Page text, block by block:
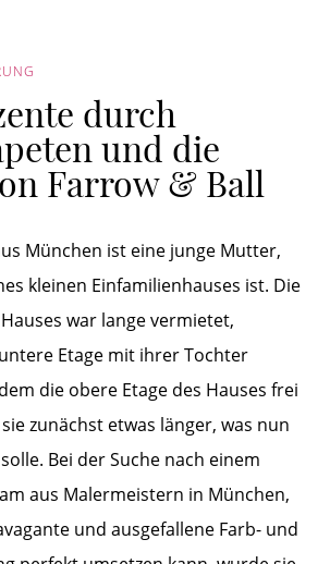
durch
und die
Farrow & Ball
München ist eine junge Mutter,
kleinen Einfamilienhauses ist. Die
war lange vermietet,
Etage mit ihrer Tochter
die obere Etage des Hauses frei
zunächst etwas länger, was nun
Bei der Suche nach einem
aus Malermeistern in München,
und ausgefallene Farb- und